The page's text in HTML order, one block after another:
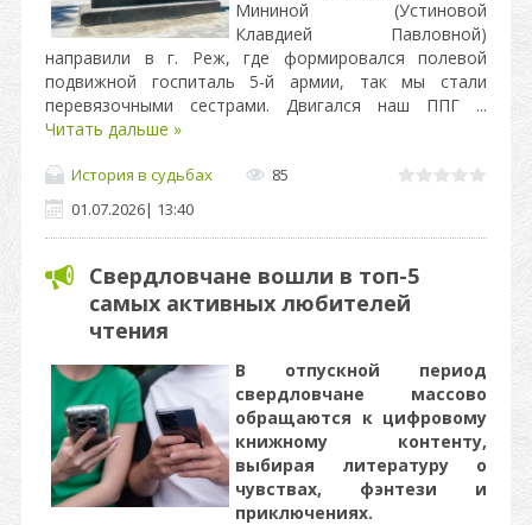
Мининой (Устиновой
Клавдией Павловной)
направили в г. Реж, где формировался полевой
подвижной госпиталь 5-й армии, так мы стали
перевязочными сестрами. Двигался наш ППГ ...
Читать дальше »
История в судьбах
85
01.07.2026| 13:40
Свердловчане вошли в топ-5
самых активных любителей
чтения
В отпускной период
свердловчане массово
обращаются к цифровому
книжному контенту,
выбирая литературу о
чувствах, фэнтези и
приключениях.